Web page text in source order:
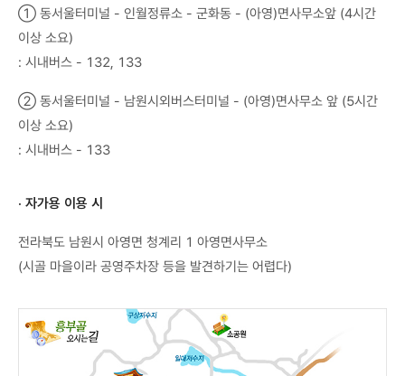
① 동서울터미널 - 인월정류소 - 군화동 - (아영)면사무소앞 (4시간
이상 소요)
: 시내버스 - 132, 133
② 동서울터미널 - 남원시외버스터미널 - (아영)면사무소 앞 (5시간
이상 소요)
: 시내버스 - 133
· 자가용 이용 시
전라북도 남원시 아영면 청계리 1 아영면사무소
(시골 마을이라 공영주차장 등을 발견하기는 어렵다)